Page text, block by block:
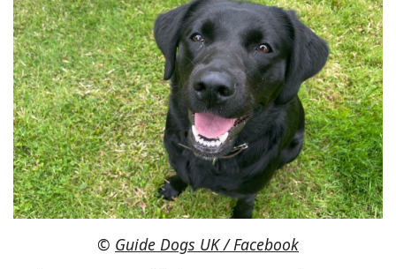
© Guide Dogs UK / Facebook